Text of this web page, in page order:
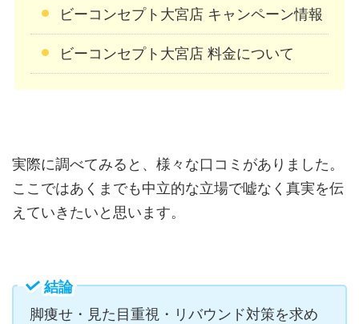
ビーコンセプト大宮店 キャンペーン情報
ビーコンセプト大宮店 料金について
実際に調べてみると、様々な口コミがありました。
ここではあくまでも中立的な立場で嘘なく真実を伝
えていきたいと思います。
結論
脚痩せ・見た目重視・リバウンド対策を求め